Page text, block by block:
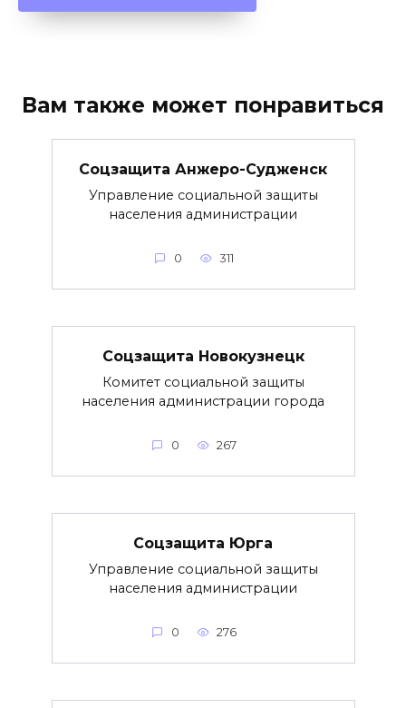
Вам также может понравиться
Соцзащита Анжеро-Судженск
Управление социальной защиты
населения администрации
0 311
Соцзащита Новокузнецк
Комитет социальной защиты
населения администрации города
0 267
Соцзащита Юрга
Управление социальной защиты
населения администрации
0 276